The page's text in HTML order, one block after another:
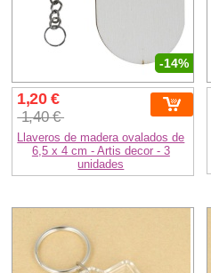
-14%
1,20 €
1,40 €
Llaveros de madera ovalados de
6,5 x 4 cm - Artis decor - 3
unidades